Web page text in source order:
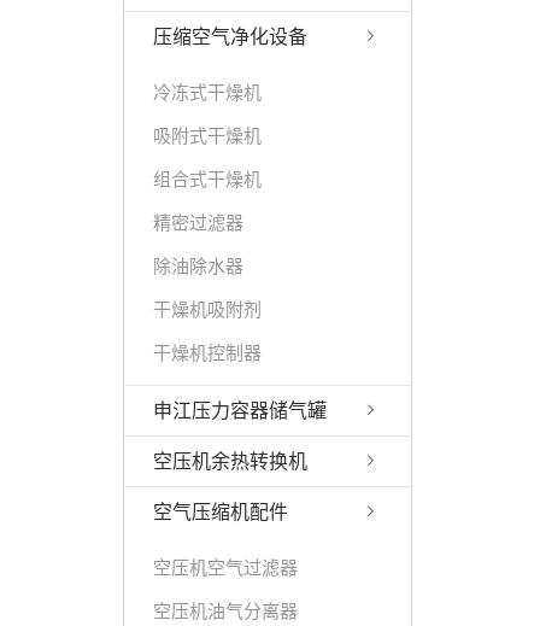
压缩空气净化设备
冷冻式干燥机
吸附式干燥机
组合式干燥机
精密过滤器
除油除水器
干燥机吸附剂
干燥机控制器
申江压力容器储气罐
空压机余热转换机
空气压缩机配件
空压机空气过滤器
空压机油气分离器